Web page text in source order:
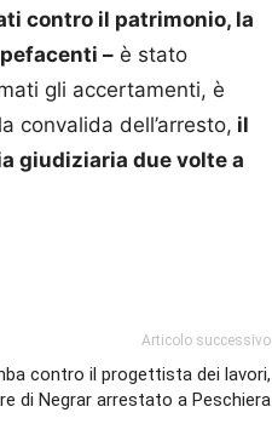
contro il patrimonio, la
– è stato
gli accertamenti, è
convalida dell’arresto, il
giudiziaria due volte a
Articolo successivo
contro il progettista dei lavori,
di Negrar arrestato a Peschiera